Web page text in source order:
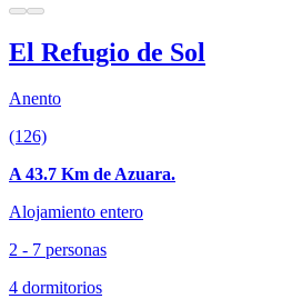
El Refugio de Sol
Anento
(126)
A 43.7 Km de Azuara.
Alojamiento entero
2 - 7 personas
4 dormitorios